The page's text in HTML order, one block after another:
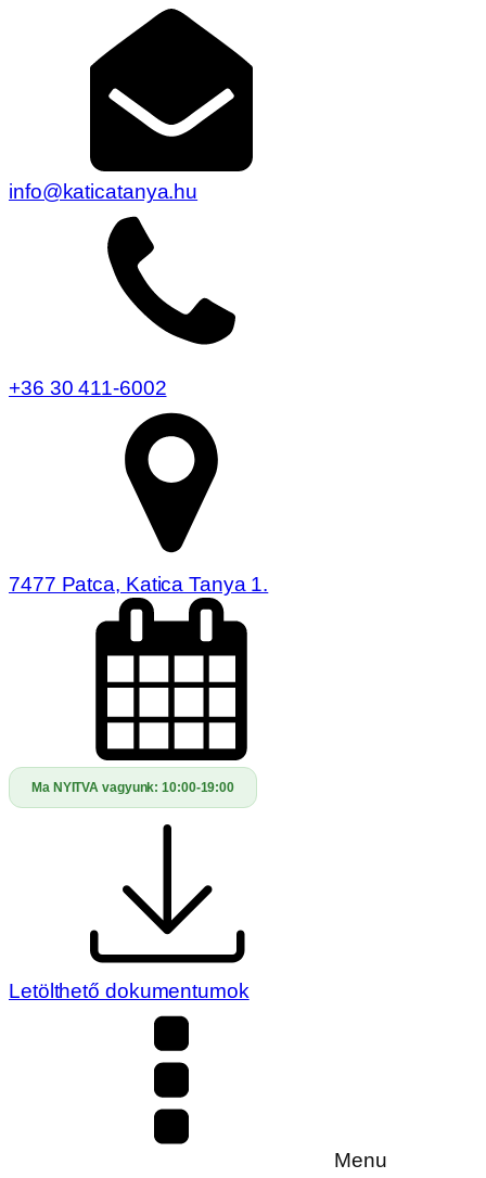
info@katicatanya.hu
+36 30 411-6002
7477 Patca, Katica Tanya 1.
Ma NYITVA vagyunk:10:00-19:00
Letölthető dokumentumok
Menu